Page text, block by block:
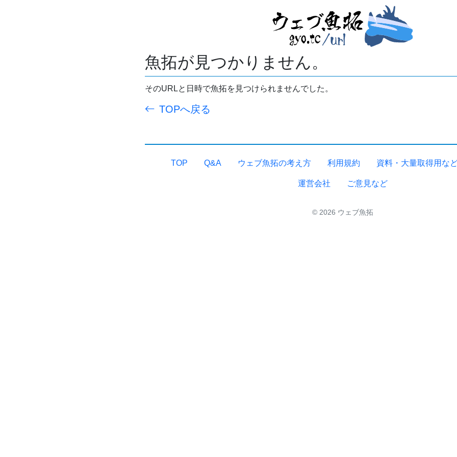
魚拓が見つかりません。
そのURLと日時で魚拓を見つけられませんでした。
TOPへ戻る
TOP Q&A ウェブ魚拓の考え方 利用規約 資料・大量取得用な
運営会社 ご意見など
© 2026 ウェブ魚拓